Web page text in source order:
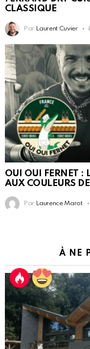
CLASSIQUE
Par Laurent Cuvier
OUI OUI FERNET :
AUX COULEURS
Par Laurence Marot
À NE